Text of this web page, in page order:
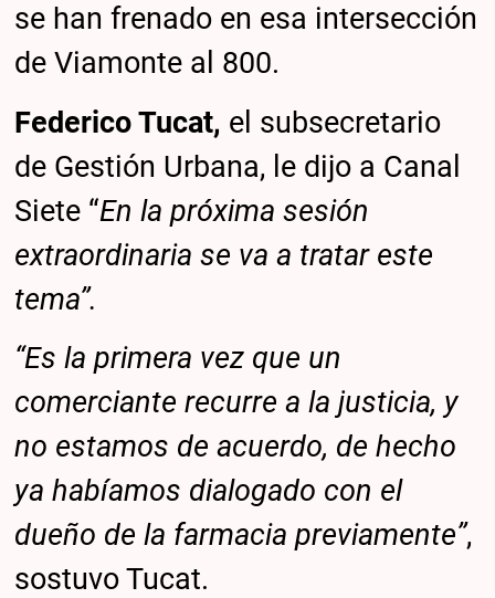
se han frenado en esa intersección
de Viamonte al 800.
Federico Tucat, el subsecretario
de Gestión Urbana, le dijo a Canal
Siete “En la próxima sesión
extraordinaria se va a tratar este
tema”.
“Es la primera vez que un
comerciante recurre a la justicia, y
no estamos de acuerdo, de hecho
ya habíamos dialogado con el
dueño de la farmacia previamente”,
sostuvo Tucat.